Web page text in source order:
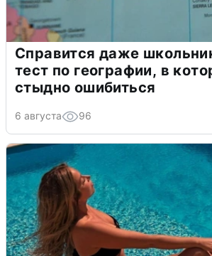
Справится даже
тест по географии, в
стыдно ошибиться
6 августа 96